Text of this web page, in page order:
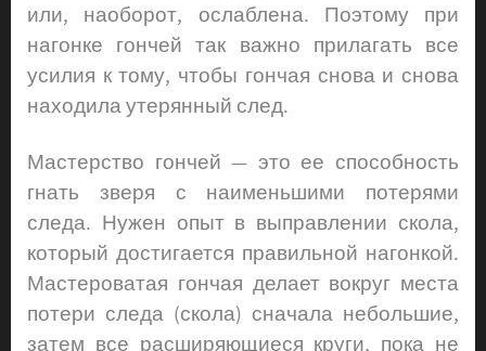
или, наоборот, ослаблена. Поэтому при
нагонке гончей так важно прилагать все
усилия к тому, чтобы гончая снова и снова
находила утерянный след.
Мастерство гончей — это ее способность
гнать зверя с наименьшими потерями
следа. Нужен опыт в выправлении скола,
который достигается правильной нагонкой.
Мастероватая гончая делает вокруг места
потери следа (скола) сначала небольшие,
затем все расширяющиеся круги, пока не